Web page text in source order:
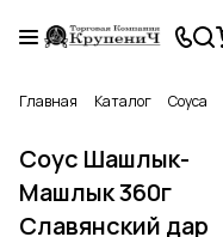
Главная Каталог Соуса
Соус Шашлык-
Машлык 360г
Славянский дар